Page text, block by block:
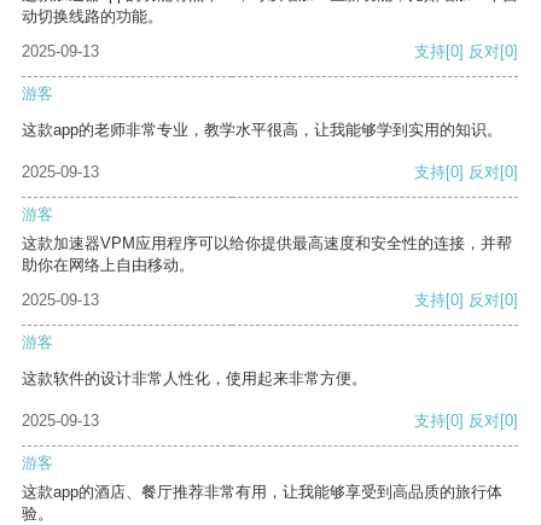
动切换线路的功能。
2025-09-13
支持[0] 反对[0]
游客
这款app的老师非常专业，教学水平很高，让我能够学到实用的知识。
2025-09-13 支持[0] 反对[0]
游客
这款加速器VPM应用程序可以给你提供最高速度和安全性的连接，并帮
助你在网络上自由移动。
2025-09-13
支持[0] 反对[0]
游客
这款软件的设计非常人性化，使用起来非常方便。
2025-09-13 支持[0] 反对[0]
游客
这款app的酒店、餐厅推荐非常有用，让我能够享受到高品质的旅行体
验。